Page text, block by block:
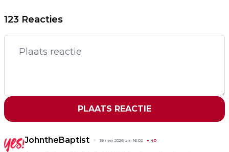
123 Reacties
PLAATS REACTIE
JohntheBaptist 19 mei 2026 om 16:02 + 40